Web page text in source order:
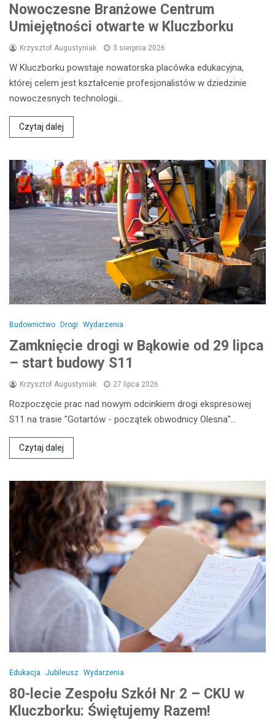
Nowoczesne Branżowe Centrum
Umiejętności otwarte w Kluczborku
Krzysztof Augustyniak 3 sierpnia 2026
W Kluczborku powstaje nowatorska placówka edukacyjna,
której celem jest kształcenie profesjonalistów w dziedzinie
nowoczesnych technologii…
Czytaj dalej
Budownictwo Drogi Wydarzenia
Zamknięcie drogi w Bąkowie od 29 lipca
– start budowy S11
Krzysztof Augustyniak 27 lipca 2026
Rozpoczęcie prac nad nowym odcinkiem drogi ekspresowej
S11 na trasie "Gotartów - początek obwodnicy Olesna"…
Czytaj dalej
Edukacja Jubileusz Wydarzenia
80-lecie Zespołu Szkół Nr 2 – CKU w
Kluczborku: Świętujemy Razem!